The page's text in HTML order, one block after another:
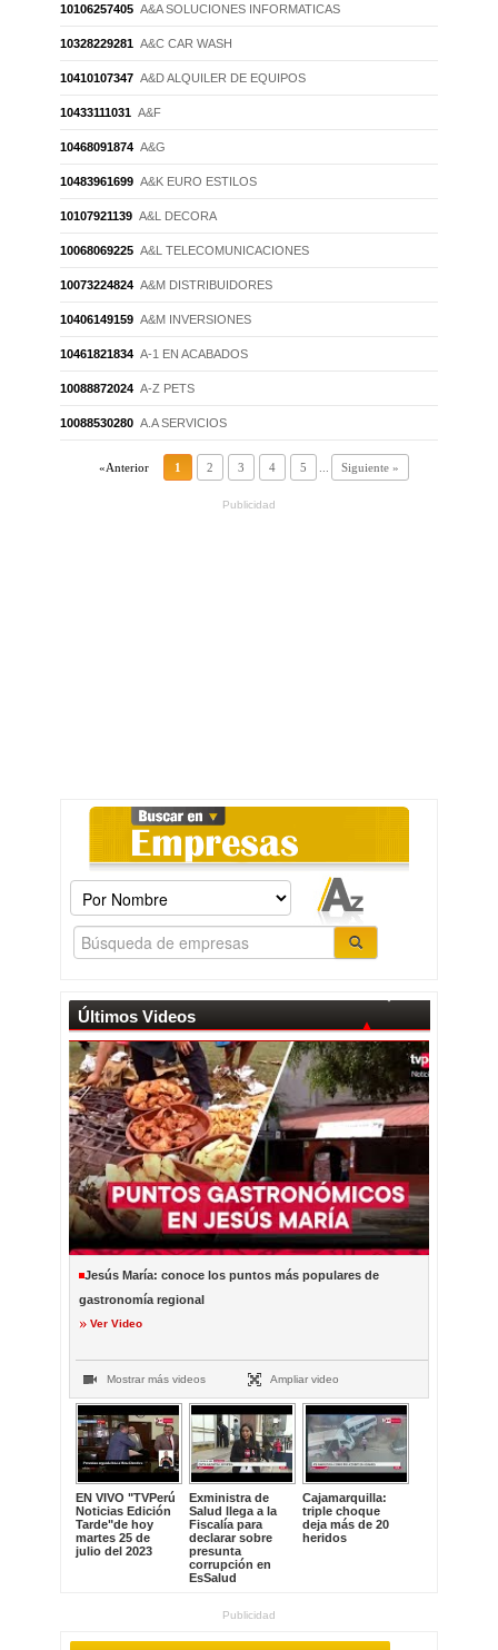
10106257405 A&A SOLUCIONES INFORMATICAS
10328229281 A&C CAR WASH
10410107347 A&D ALQUILER DE EQUIPOS
10433111031 A&F
10468091874 A&G
10483961699 A&K EURO ESTILOS
10107921139 A&L DECORA
10068069225 A&L TELECOMUNICACIONES
10073224824 A&M DISTRIBUIDORES
10406149159 A&M INVERSIONES
10461821834 A-1 EN ACABADOS
10088872024 A-Z PETS
10088530280 A.A SERVICIOS
«Anterior 1 2 3 4 5 Siguiente »
Publicidad
Últimos Videos
Jesús María: conoce los puntos más populares de
gastronomía regional
Ver Video
Mostrar más videos Ampliar video
EN VIVO "TVPerú
Noticias Edición
Tarde"de hoy
martes 25 de
julio del 2023
Exministra de
Salud llega a la
Fiscalía para
declarar sobre
presunta
corrupción en
EsSalud
Cajamarquilla:
triple choque
deja más de 20
heridos
Publicidad